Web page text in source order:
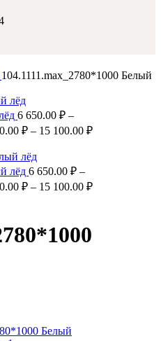
104.1111.max_2780*1000 Белый
6 650.00 ₽ –
₽ – 15 100.00 ₽
лёд 6 650.00 ₽ –
₽ – 15 100.00 ₽